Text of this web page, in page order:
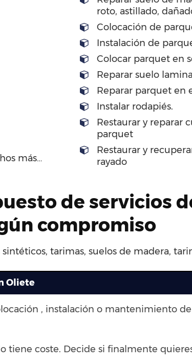
más…
roto, astillado,
Colocación de
Instalación de
Colocar parquet en
Reparar suelo
Reparar parquet en
Instalar rodapiés.
Restaurar y reparar
parquet
Restaurar y
rayado
de servicios
compromiso
tarimas, suelos de madera,
Oliete
, instalación o mantenimiento
tiene coste. Decide si finalmente